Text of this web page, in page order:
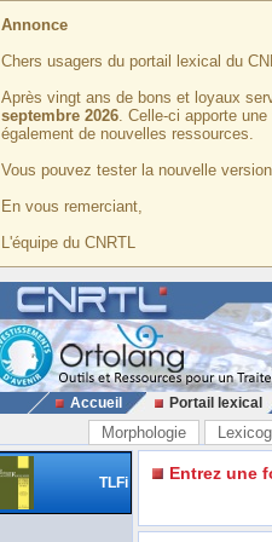
Annonce
Chers usagers du portail lexical du
Après vingt ans de bons et loyaux
septembre 2026. Celle-ci apporte
également de nouvelles ressources.
Vous pouvez tester la nouvelle
En vous remerciant,
L'équipe du CNRTL
Accueil Portail lexical
Morphologie
TLFi Entrez une